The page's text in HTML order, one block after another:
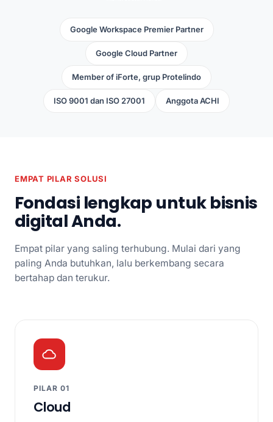
Google Workspace Premier Partner
Google Cloud Partner
Member of iForte, grup Protelindo
ISO 9001 dan ISO 27001 Anggota ACHI
EMPAT PILAR SOLUSI
Fondasi lengkap untuk bisnis
digital Anda.
Empat pilar yang saling terhubung. Mulai dari yang
paling Anda butuhkan, lalu berkembang secara
bertahap dan terukur.
PILAR 01
Cloud